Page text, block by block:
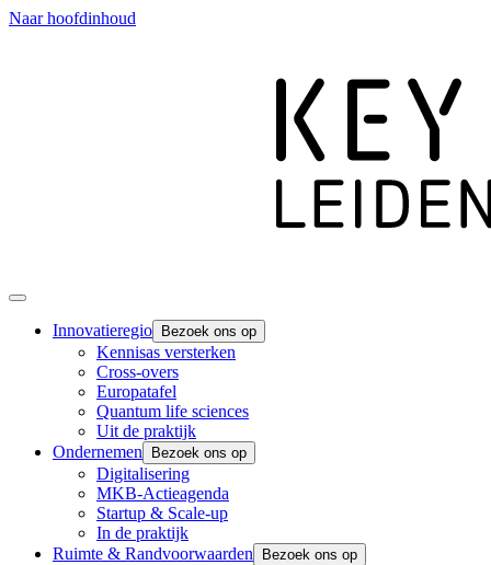
Naar hoofdinhoud
Innovatieregio Bezoek ons op
Kennisas versterken
Cross-overs
Europatafel
Quantum life sciences
Uit de praktijk
Ondernemen
Bezoek ons op
Digitalisering
MKB-Actieagenda
Startup & Scale-up
In de praktijk
Ruimte & Randvoorwaarden
Bezoek ons op